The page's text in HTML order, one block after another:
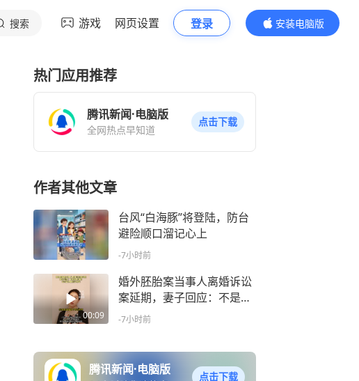
搜索 游戏 网页设置 登录
安装电脑版
内容更精彩
热门应用推荐
腾讯新闻·电脑版
全网热点早知道
点击下载
作者其他文章
台风“白海豚”将登陆，防台
避险顺口溜记心上
-7小时前
00:09
婚外胚胎案当事人离婚诉讼
案延期，妻子回应：不是我
申请的
-7小时前
腾讯新闻·电脑版 点击下载